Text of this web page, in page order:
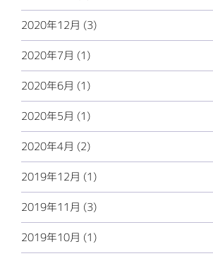
2020年12月 (3)
2020年7月 (1)
2020年6月 (1)
2020年5月 (1)
2020年4月 (2)
2019年12月 (1)
2019年11月 (3)
2019年10月 (1)